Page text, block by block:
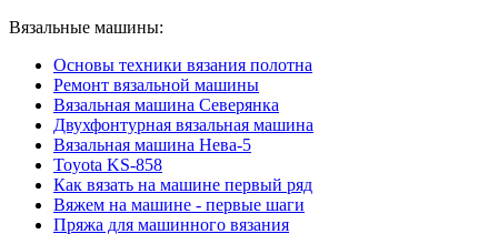
Вязальные машины:
Основы техники вязания полотна
Ремонт вязальной машины
Вязальная машина Северянка
Двухфонтурная вязальная машина
Вязальная машина Нева-5
Toyota KS-858
Как вязать на машине первый ряд
Вяжем на машине - первые шаги
Пряжа для машинного вязания